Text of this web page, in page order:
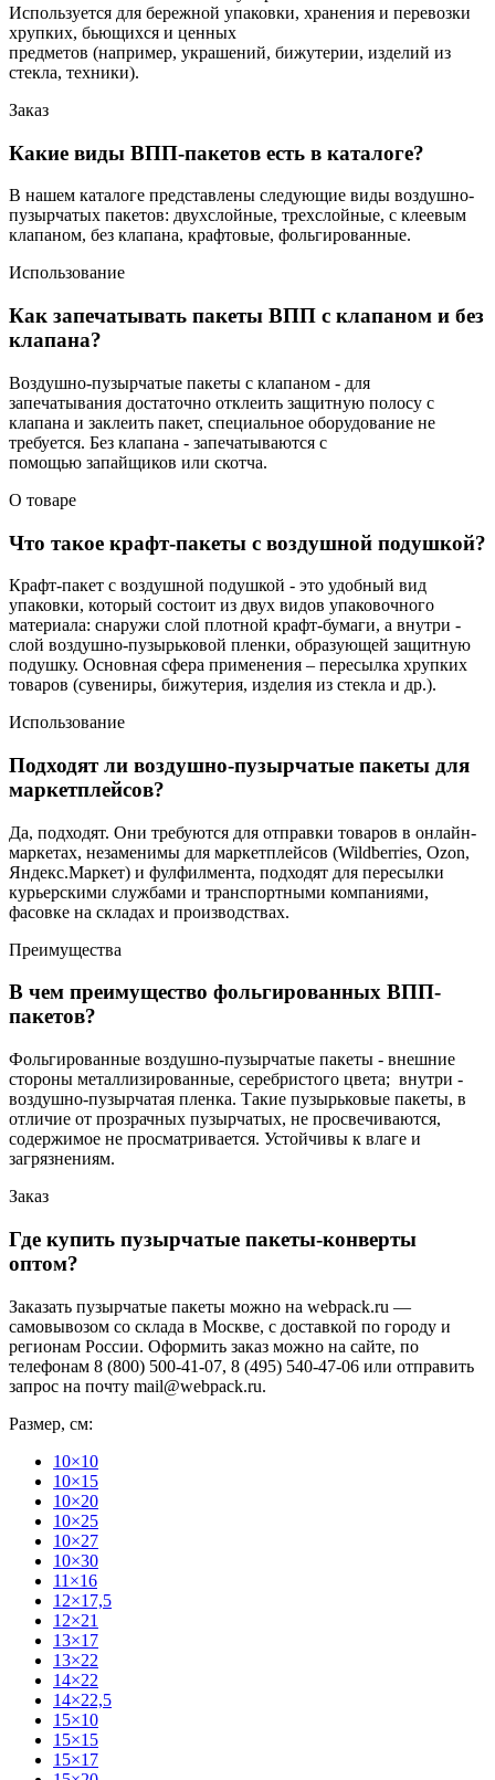
Используется для бережной упаковки, хранения и перевозки
хрупких, бьющихся и ценных
предметов (например, украшений, бижутерии, изделий из
стекла, техники).
Заказ
Какие виды ВПП-пакетов есть в каталоге?
В нашем каталоге представлены следующие виды воздушно-
пузырчатых пакетов: двухслойные, трехслойные, с клеевым
клапаном, без клапана, крафтовые, фольгированные.
Использование
Как запечатывать пакеты ВПП с клапаном и без
клапана?
Воздушно-пузырчатые пакеты с клапаном - для
запечатывания достаточно отклеить защитную полосу с
клапана и заклеить пакет, специальное оборудование не
требуется. Без клапана - запечатываются с
помощью запайщиков или скотча.
О товаре
Что такое крафт-пакеты с воздушной подушкой?
Крафт-пакет с воздушной подушкой - это удобный вид
упаковки, который состоит из двух видов упаковочного
материала: снаружи слой плотной крафт-бумаги, а внутри -
слой воздушно-пузырьковой пленки, образующей защитную
подушку. Основная сфера применения – пересылка хрупких
товаров (сувениры, бижутерия, изделия из стекла и др.).
Использование
Подходят ли воздушно-пузырчатые пакеты для
маркетплейсов?
Да, подходят. Они требуются для отправки товаров в онлайн-
маркетах, незаменимы для маркетплейсов (Wildberries, Ozon,
Яндекс.Маркет) и фулфилмента, подходят для пересылки
курьерскими службами и транспортными компаниями,
фасовке на складах и производствах.
Преимущества
В чем преимущество фольгированных ВПП-
пакетов?
Фольгированные воздушно-пузырчатые пакеты - внешние
стороны металлизированные, серебристого цвета; внутри -
воздушно-пузырчатая пленка. Такие пузырьковые пакеты, в
отличие от прозрачных пузырчатых, не просвечиваются,
содержимое не просматривается. Устойчивы к влаге и
загрязнениям.
Заказ
Где купить пузырчатые пакеты-конверты
оптом?
Заказать пузырчатые пакеты можно на webpack.ru —
самовывозом со склада в Москве, с доставкой по городу и
регионам России. Оформить заказ можно на сайте, по
телефонам 8 (800) 500-41-07, 8 (495) 540-47-06 или отправить
запрос на почту mail@webpack.ru.
Размер, см:
10×10
10×15
10×20
10×25
10×27
10×30
11×16
12×17,5
12×21
13×17
13×22
14×22
14×22,5
15×10
15×15
15×17